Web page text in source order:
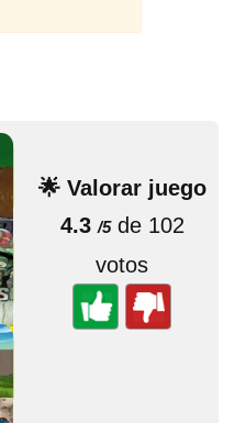
🌟 Valorar juego
4.3 /5de 102
votos